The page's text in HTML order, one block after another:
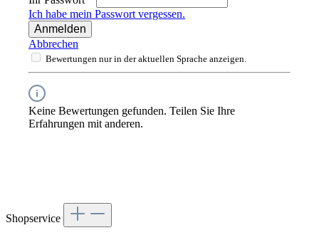
Ich habe mein Passwort vergessen.
Anmelden
Abbrechen
Bewertungen nur in der aktuellen Sprache anzeigen.
Keine Bewertungen gefunden. Teilen Sie Ihre
Erfahrungen mit anderen.
Shopservice